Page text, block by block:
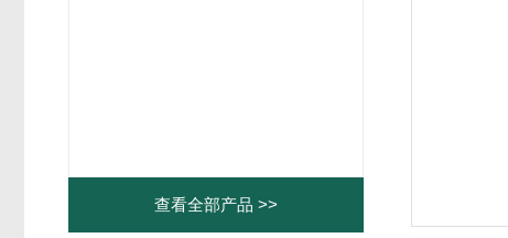
查看全部产品 >>